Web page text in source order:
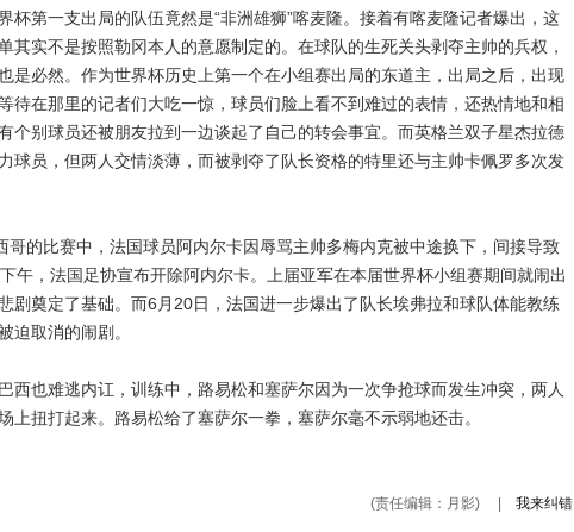
杯第一支出局的队伍竟然是“非洲雄狮”喀麦隆。接着有喀麦隆记者爆出，这
其实不是按照勒冈本人的意愿制定的。在球队的生死关头剥夺主帅的兵权，
是必然。作为世界杯历史上第一个在小组赛出局的东道主，出局之后，出现
待在那里的记者们大吃一惊，球员们脸上看不到难过的表情，还热情地和相
个别球员还被朋友拉到一边谈起了自己的转会事宜。而英格兰双子星杰拉德
球员，但两人交情淡薄，而被剥夺了队长资格的特里还与主帅卡佩罗多次发
比赛中，法国球员阿内尔卡因辱骂主帅多梅内克被中途换下，间接导致
午，法国足协宣布开除阿内尔卡。上届亚军在本届世界杯小组赛期间就闹出
剧奠定了基础。而6月20日，法国进一步爆出了队长埃弗拉和球队体能教练
迫取消的闹剧。
也难逃内讧，训练中，路易松和塞萨尔因为一次争抢球而发生冲突，两人
上扭打起来。路易松给了塞萨尔一拳，塞萨尔毫不示弱地还击。
(责任编辑：月影) 我来纠错